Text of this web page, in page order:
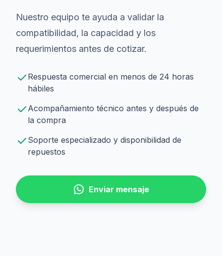
Nuestro equipo te ayuda a validar la
compatibilidad, la capacidad y los
requerimientos antes de cotizar.
Respuesta comercial en menos de 24 horas
hábiles
Acompañamiento técnico antes y después de
la compra
Soporte especializado y disponibilidad de
repuestos
Enviar mensaje